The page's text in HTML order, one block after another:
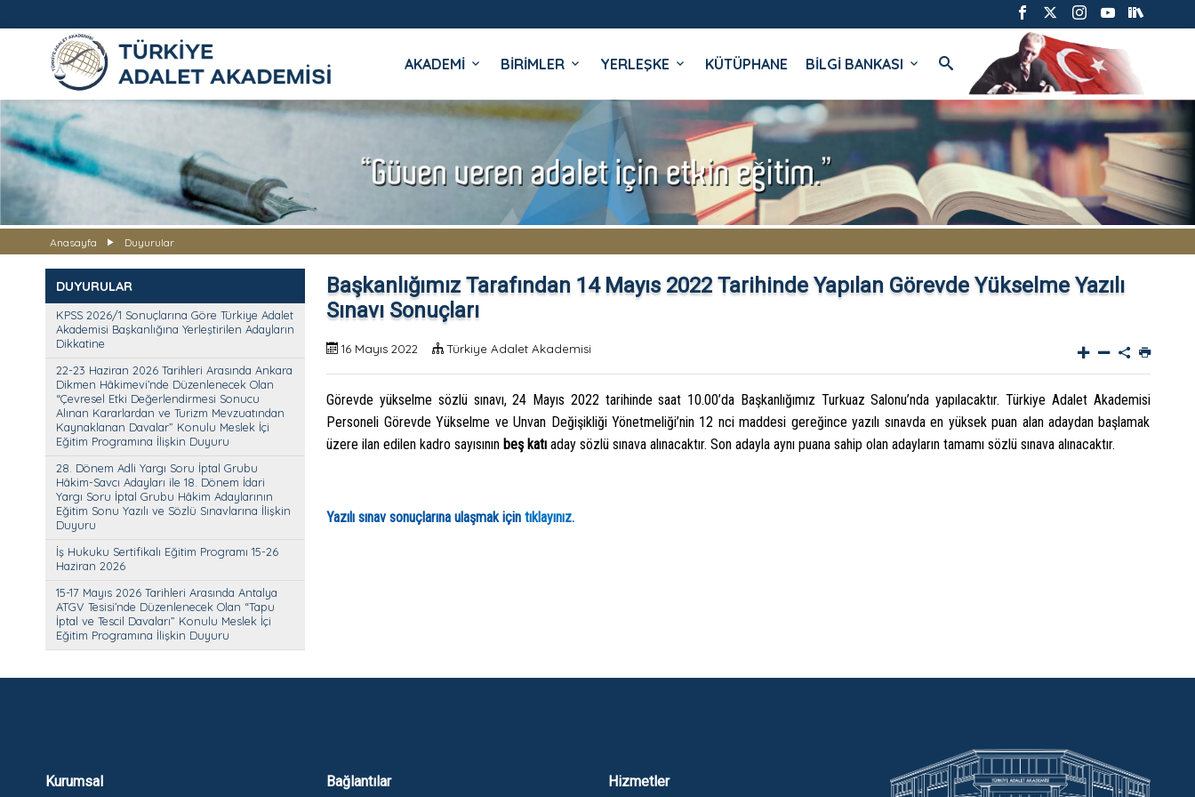
TÜRKİYE ADALET AKADEMİSİ
AKADEMİ BİRİMLER YERLEŞKE KÜTÜPHANE BİLGİ BANKASI
Anasayfa Duyurular
DUYURULAR
KPSS 2026/1 Sonuçlarına Göre Türkiye Adalet
Akademisi Başkanlığına Yerleştirilen Adayların
Dikkatine
22-23 Haziran 2026 Tarihleri Arasında Ankara
Dikmen Hâkimevi’nde Düzenlenecek Olan
“Çevresel Etki Değerlendirmesi Sonucu
Alınan Kararlardan ve Turizm Mevzuatından
Kaynaklanan Davalar” Konulu Meslek İçi
Eğitim Programına İlişkin Duyuru
28. Dönem Adli Yargı Soru İptal Grubu
Hâkim-Savcı Adayları ile 18. Dönem İdari
Yargı Soru İptal Grubu Hâkim Adaylarının
Eğitim Sonu Yazılı ve Sözlü Sınavlarına İlişkin
Duyuru
İş Hukuku Sertifikalı Eğitim Programı 15-26
Haziran 2026
15-17 Mayıs 2026 Tarihleri Arasında Antalya
ATGV Tesisi’nde Düzenlenecek Olan “Tapu
İptal ve Tescil Davaları” Konulu Meslek İçi
Eğitim Programına İlişkin Duyuru
Başkanlığımız Tarafından 14 Mayıs 2022 Tarihinde Yapılan Görevde Yükselme Yazılı
Sınavı Sonuçları
16 Mayıs 2022 Türkiye Adalet Akademisi
Görevde yükselme sözlü sınavı, 24 Mayıs 2022 tarihinde saat 10.00’da Başkanlığımız Turkuaz Salonu’nda yapılacaktır. Türkiye Adalet Akademisi
Personeli Görevde Yükselme ve Unvan Değişikliği Yönetmeliği’nin 12 nci maddesi gereğince yazılı sınavda en yüksek puan alan adaydan başlamak
üzere ilan edilen kadro sayısının beş katı aday sözlü sınava alınacaktır. Son adayla aynı puana sahip olan adayların tamamı sözlü sınava alınacaktır.
Yazılı sınav sonuçlarına ulaşmak içintıklayınız.
Kurumsal Bağlantılar Hizmetler